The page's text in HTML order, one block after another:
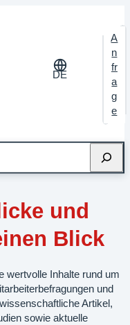
DE
A
n
fr
a
g
e
und
Blick
wertvolle Inhalte rund um
und
Artikel,
sowie aktuelle